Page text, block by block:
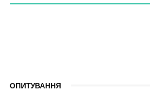
ОПИТУВАННЯ